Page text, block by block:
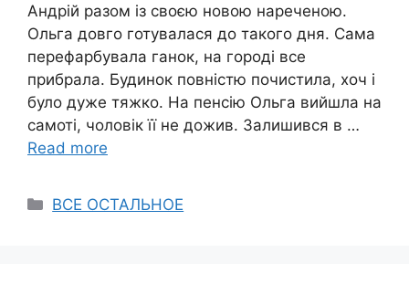
Андрій разом із своєю новою нареченою.
Ольга довго готувалася до такого дня. Сама
перефарбувала ганок, на городі все
прибрала. Будинок повністю почистила, хоч і
було дуже тяжко. На пенсію Ольга вийшла на
самоті, чоловік її не дожив. Залишився в …
Read more
Categories
ВСЕ ОСТАЛЬНОЕ